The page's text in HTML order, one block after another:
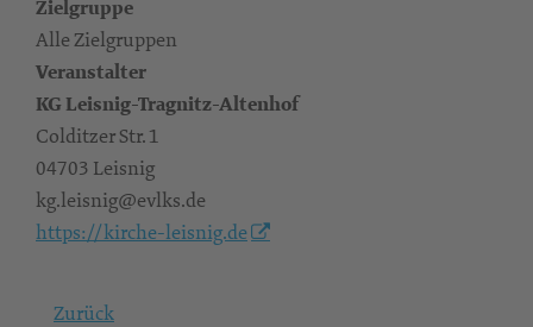
Zielgruppe
Alle Zielgruppen
Veranstalter
KG Leisnig-Tragnitz-Altenhof
Colditzer Str. 1
04703 Leisnig
kg.leisnig@evlks.de
https://kirche-leisnig.de
Zurück